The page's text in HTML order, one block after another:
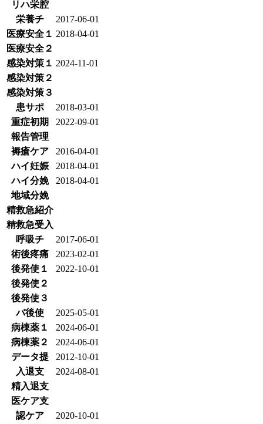
リハ栄腔
栄養チ
2017-06-01
医療安全１ 2018-04-01
医療安全２
感染対策１ 2024-11-01
感染対策２
感染対策３
患サポ
2018-03-01
重症初期
2022-09-01
報告管理
褥瘡ケア
2016-04-01
ハイ妊娠
2018-04-01
ハイ分娩
2018-04-01
地域分娩
精救急紹介
精救急受入
呼吸チ
2017-06-01
術後疼痛
2023-02-01
後発使１
2022-10-01
後発使２
後発使３
バ後使
2025-05-01
病棟薬１
2024-06-01
病棟薬２
2024-06-01
データ提
2012-10-01
入退支
2024-08-01
精入退支
医ケア支
認ケア
2020-10-01